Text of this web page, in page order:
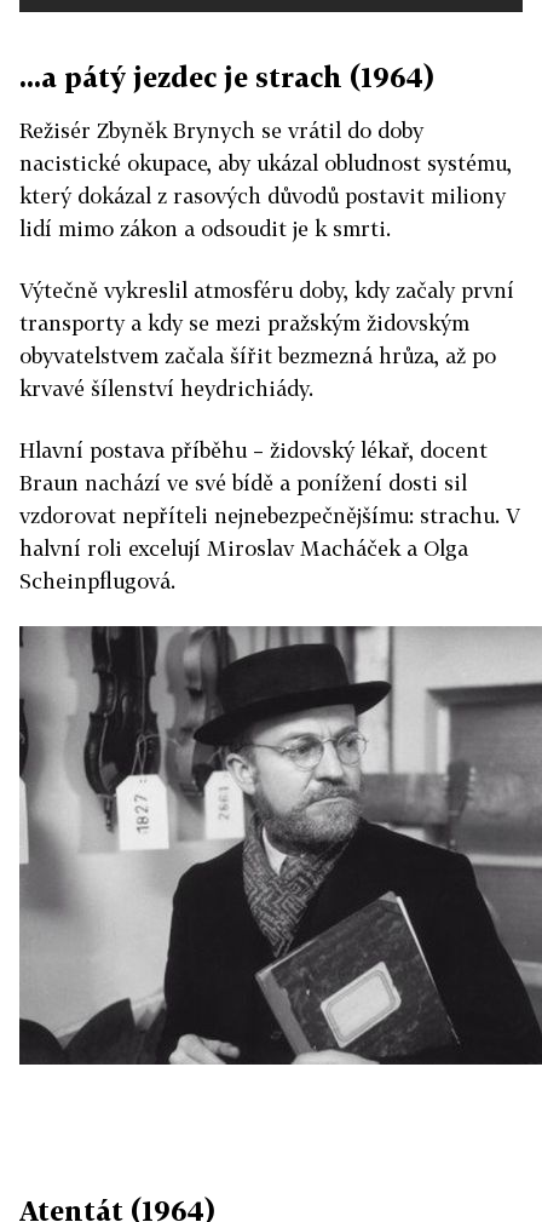
...a pátý jezdec je strach (1964)
Režisér Zbyněk Brynych se vrátil do doby
nacistické okupace, aby ukázal obludnost systému,
který dokázal z rasových důvodů postavit miliony
lidí mimo zákon a odsoudit je k smrti.
Výtečně vykreslil atmosféru doby, kdy začaly první
transporty a kdy se mezi pražským židovským
obyvatelstvem začala šířit bezmezná hrůza, až po
krvavé šílenství heydrichiády.
Hlavní postava příběhu – židovský lékař, docent
Braun nachází ve své bídě a ponížení dosti sil
vzdorovat nepříteli nejnebezpečnějšímu: strachu. V
halvní roli excelují Miroslav Macháček a Olga
Scheinpflugová.
Atentát (1964)